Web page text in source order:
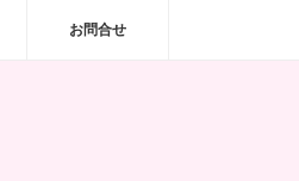
お問合せ